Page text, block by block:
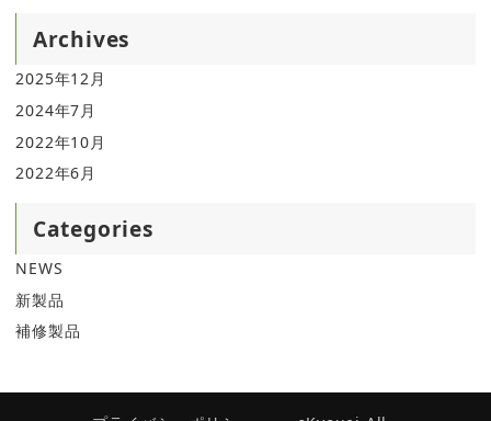
Archives
2025年12月
2024年7月
2022年10月
2022年6月
Categories
NEWS
新製品
補修製品